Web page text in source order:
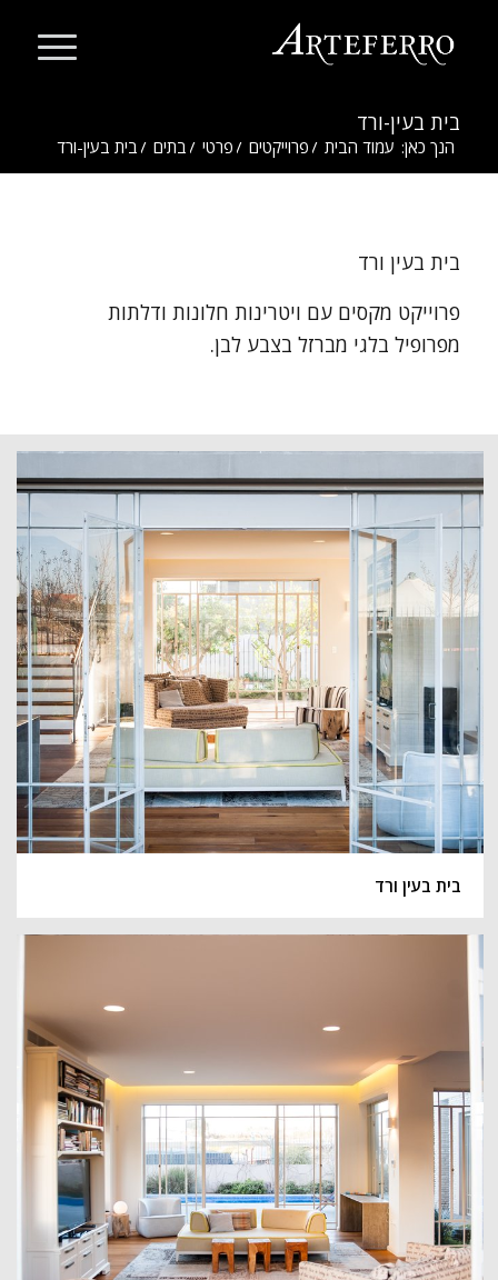
בית בעין-ורד
הנך כאן: עמוד הבית / פרוייקטים / פרטי / בתים / בית בעין-ורד
בית בעין ורד
פרוייקט מקסים עם ויטרינות חלונות ודלתות
מפרופיל בלגי מברזל בצבע לבן.
בית בעין ורד